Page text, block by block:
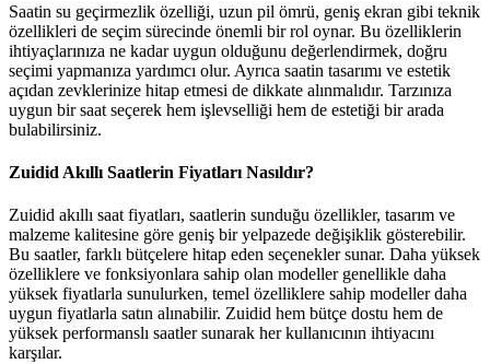
Saatin su geçirmezlik özelliği, uzun pil ömrü, geniş ekran gibi teknik
özellikleri de seçim sürecinde önemli bir rol oynar. Bu özelliklerin
ihtiyaçlarınıza ne kadar uygun olduğunu değerlendirmek, doğru
seçimi yapmanıza yardımcı olur. Ayrıca saatin tasarımı ve estetik
açıdan zevklerinize hitap etmesi de dikkate alınmalıdır. Tarzınıza
uygun bir saat seçerek hem işlevselliği hem de estetiği bir arada
bulabilirsiniz.
Zuidid Akıllı Saatlerin Fiyatları Nasıldır?
Zuidid akıllı saat fiyatları, saatlerin sunduğu özellikler, tasarım ve
malzeme kalitesine göre geniş bir yelpazede değişiklik gösterebilir.
Bu saatler, farklı bütçelere hitap eden seçenekler sunar. Daha yüksek
özelliklere ve fonksiyonlara sahip olan modeller genellikle daha
yüksek fiyatlarla sunulurken, temel özelliklere sahip modeller daha
uygun fiyatlarla satın alınabilir. Zuidid hem bütçe dostu hem de
yüksek performanslı saatler sunarak her kullanıcının ihtiyacını
karşılar.